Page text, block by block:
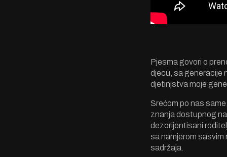
Pjesma govori o
djecu, sa generacije
djetinjstva moje
Srećom po nas
znanja dostupnog
dezorijentisani
sa namjerom sasvim
sadržaja.